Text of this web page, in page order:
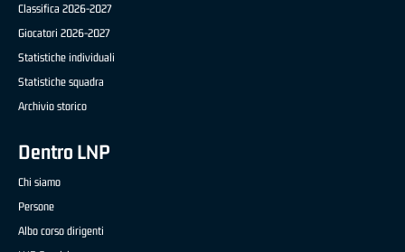
Classifica 2026-2027
Giocatori 2026-2027
Statistiche individuali
Statistiche squadra
Archivio storico
Dentro LNP
Chi siamo
Persone
Albo corso dirigenti